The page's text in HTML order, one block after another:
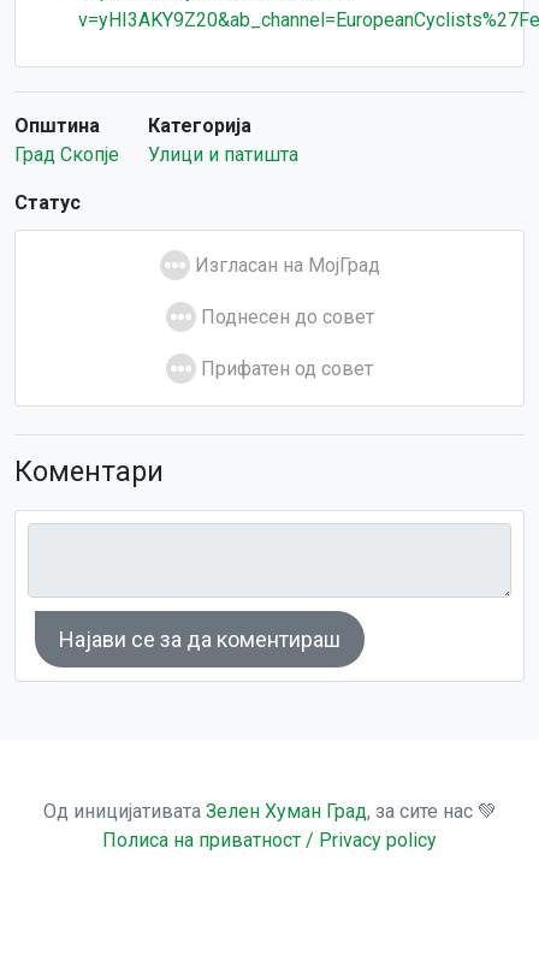
Општина
Град Скопје
Категорија
Улици и патишта
Статус
Изгласан на МојГрад
Поднесен до совет
Прифатен од совет
Коментари
Најави се за да коментираш
Од иницијативата Зелен Хуман Град, за сите нас 💚
Полиса на приватност / Privacy policy